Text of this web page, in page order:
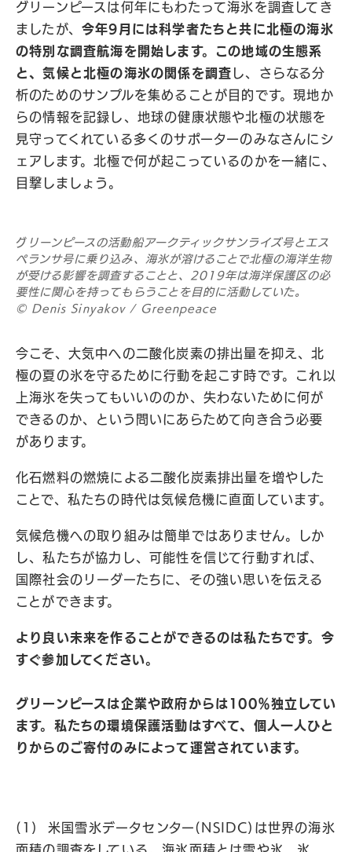
グリーンピースは何年にもわたって海氷を調査してき
ましたが、 今年9月には科学者たちと共に北極の海氷
の特別な調査航海を開始します。この地域の生態系
と、気候と北極の海氷の関係を調査 し、さらなる分
析のためのサンプルを集めることが目的です。現地か
らの情報を記録し、地球の健康状態や北極の状態を
見守ってくれている多くのサポーターのみなさんにシ
ェアします。北極で何が起こっているのかを一緒に、
目撃しましょう。
グ リーンピースの活動船アークティックサンライズ号とエス
ペランサ号に乗り込み、海氷が溶けることで北極の海洋生物
が受ける影響を調査することと、2019年は海洋保護区の必
要性に関心を持ってもらうことを目的に活動していた。
© Denis Sinyakov / Greenpeace
今こそ、大気中への二酸化炭素の排出量を抑え、北
極の夏の氷を守るために行動を起こす時です。これ以
上海氷を失ってもいいののか、失わないために何が
できるのか、という問いにあらためて向き合う必要
があります。
化石燃料の燃焼による二酸化炭素排出量を増やした
ことで、私たちの時代は気候危機に直面しています。
気候危機への取り組みは簡単ではありません。しか
し、私たちが協力し、可能性を信じて行動すれば、
国際社会のリーダーたちに、その強い思いを伝える
ことができます。
より良い未来を作ることができるのは私たちです。今
すぐ参加してください。
グリーンピースは企業や政府からは100％独立してい
ます。私たちの環境保護活動はすべて、個人一人ひと
りからのご寄付のみによって運営されています。
(1) 米国雪氷データセンター(NSIDC)は世界の海氷